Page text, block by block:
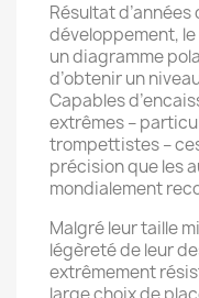
Résultat
développement,
un diagramme
d’obtenir un
Capables
extrêmes –
trompettistes –
précision que les
mondialement
Malgré leur taille
légèreté de leur
extrêmement